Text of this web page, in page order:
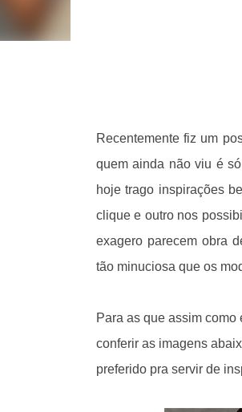
Recentemente fiz um
quem ainda não viu é
hoje trago inspirações
clique e outro nos
exagero parecem obra
tão minuciosa que os
Para as que assim
conferir as imagens
preferido pra servir de